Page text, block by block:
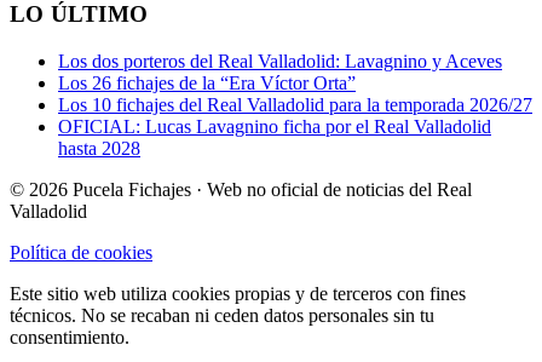
LO ÚLTIMO
Los dos porteros del Real Valladolid: Lavagnino y Aceves
Los 26 fichajes de la “Era Víctor Orta”
Los 10 fichajes del Real Valladolid para la temporada 2026/27
OFICIAL: Lucas Lavagnino ficha por el Real Valladolid
hasta 2028
© 2026 Pucela Fichajes · Web no oficial de noticias del Real
Valladolid
Política de cookies
Este sitio web utiliza cookies propias y de terceros con fines
técnicos. No se recaban ni ceden datos personales sin tu
consentimiento.